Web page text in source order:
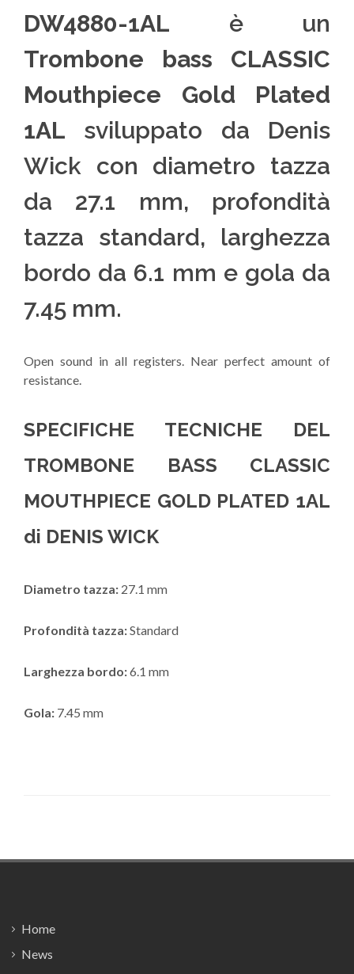
DW4880-1AL è un
Trombone bass CLASSIC
Mouthpiece Gold Plated
1AL sviluppato da Denis
Wick con diametro tazza
da 27.1 mm, profondità
tazza standard, larghezza
bordo da 6.1 mm e gola da
7.45 mm.
Open sound in all registers. Near perfect amount of
resistance.
SPECIFICHE TECNICHE DEL
TROMBONE BASS CLASSIC
MOUTHPIECE GOLD PLATED 1AL
di DENIS WICK
Diametro tazza: 27.1 mm
Profondità tazza:Standard
Larghezza bordo:6.1 mm
Gola: 7.45 mm
Home
News